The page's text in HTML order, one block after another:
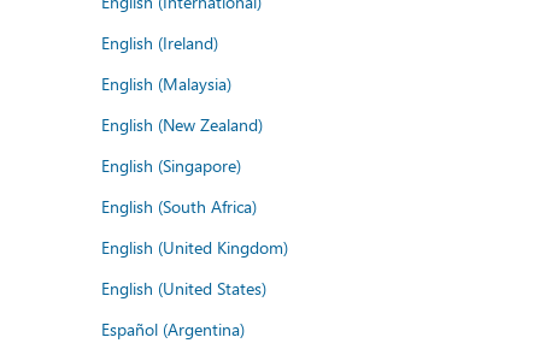
English (Ireland)
English (Malaysia)
English (New Zealand)
English (Singapore)
English (South Africa)
English (United Kingdom)
English (United States)
Español (Argentina)